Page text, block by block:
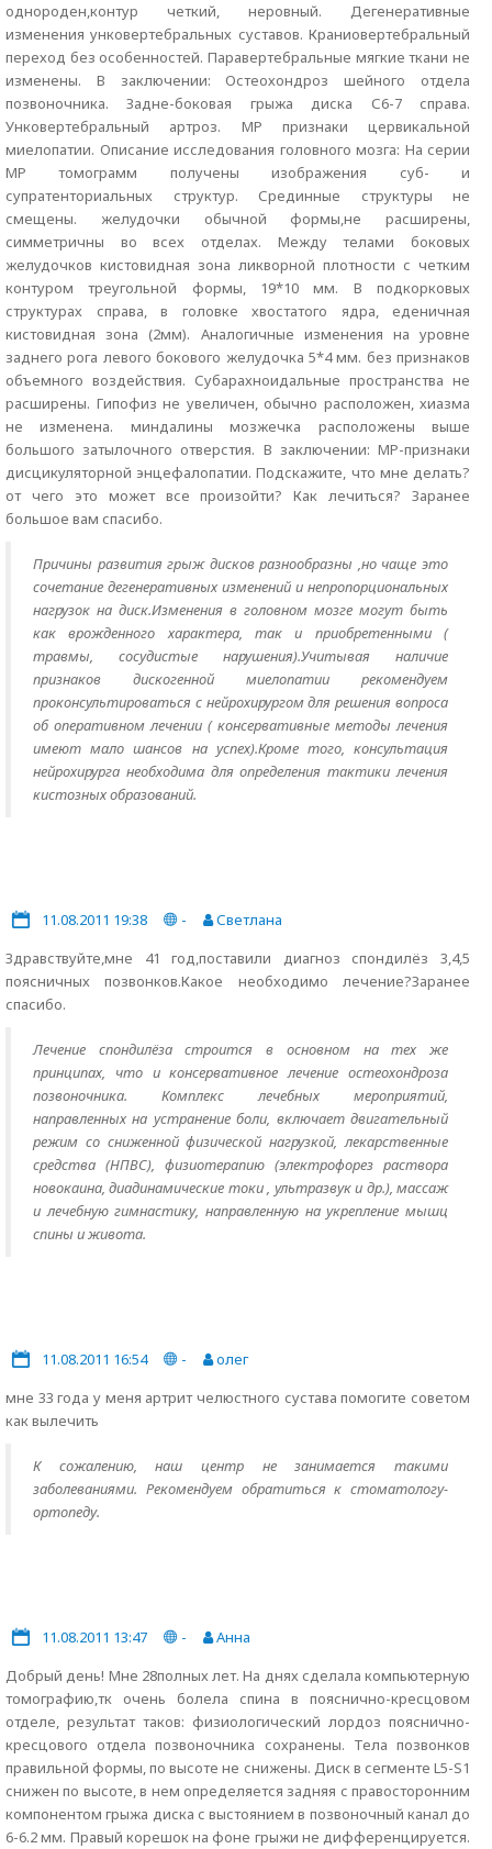
однороден,контур четкий, неровный. Дегенеративные
изменения унковертебральных суставов. Краниовертебральный
переход без особенностей. Паравертебральные мягкие ткани не
изменены. В заключении: Остеохондроз шейного отдела
позвоночника. Задне-боковая грыжа диска С6-7 справа.
Унковертебральный артроз. МР признаки цервикальной
миелопатии. Описание исследования головного мозга: На серии
МР томограмм получены изображения суб- и
супратенториальных структур. Срединные структуры не
смещены. желудочки обычной формы,не расширены,
симметричны во всех отделах. Между телами боковых
желудочков кистовидная зона ликворной плотности с четким
контуром треугольной формы, 19*10 мм. В подкорковых
структурах справа, в головке хвостатого ядра, еденичная
кистовидная зона (2мм). Аналогичные изменения на уровне
заднего рога левого бокового желудочка 5*4 мм. без признаков
объемного воздействия. Субарахноидальные пространства не
расширены. Гипофиз не увеличен, обычно расположен, хиазма
не изменена. миндалины мозжечка расположены выше
большого затылочного отверстия. В заключении: МР-признаки
дисцикуляторной энцефалопатии. Подскажите, что мне делать?
от чего это может все произойти? Как лечиться? Заранее
большое вам спасибо.
Причины развития грыж дисков разнообразны ,но чаще это
сочетание дегенеративных изменений и непропорциональных
нагрузок на диск.Изменения в головном мозге могут быть
как врожденного характера, так и приобретенными (
травмы, сосудистые нарушения).Учитывая наличие
признаков дискогенной миелопатии рекомендуем
проконсультироваться с нейрохирургом для решения вопроса
об оперативном лечении ( консервативные методы лечения
имеют мало шансов на успех).Кроме того, консультация
нейрохирурга необходима для определения тактики лечения
кистозных образований.
11.08.2011 19:38 -
Светлана
Здравствуйте,мне 41 год,поставили диагноз спондилёз 3,4,5
поясничных позвонков.Какое необходимо лечение?Заранее
спасибо.
Лечение спондилёза строится в основном на тех же
принципах, что и консервативное лечение остеохондроза
позвоночника. Комплекс лечебных мероприятий,
направленных на устранение боли, включает двигательный
режим со сниженной физической нагрузкой, лекарственные
средства (НПВС), физиотерапию (электрофорез раствора
новокаина, диадинамические токи , ультразвук и др.), массаж
и лечебную гимнастику, направленную на укрепление мышц
спины и живота.
11.08.2011 16:54 -
олег
мне 33 года у меня артрит челюстного сустава помогите советом
как вылечить
К сожалению, наш центр не занимается такими
заболеваниями. Рекомендуем обратиться к стоматологу-
ортопеду.
11.08.2011 13:47 -
Анна
Добрый день! Мне 28полных лет. На днях сделала компьютерную
томографию,тк очень болела спина в пояснично-кресцовом
отделе, результат таков: физиологический лордоз пояснично-
кресцового отдела позвоночника сохранены. Тела позвонков
правильной формы, по высоте не снижены. Диск в сегменте L5-S1
снижен по высоте, в нем определяется задняя с правосторонним
компонентом грыжа диска с выстоянием в позвоночный канал до
6-6.2 мм. Правый корешок на фоне грыжи не дифференцируется.